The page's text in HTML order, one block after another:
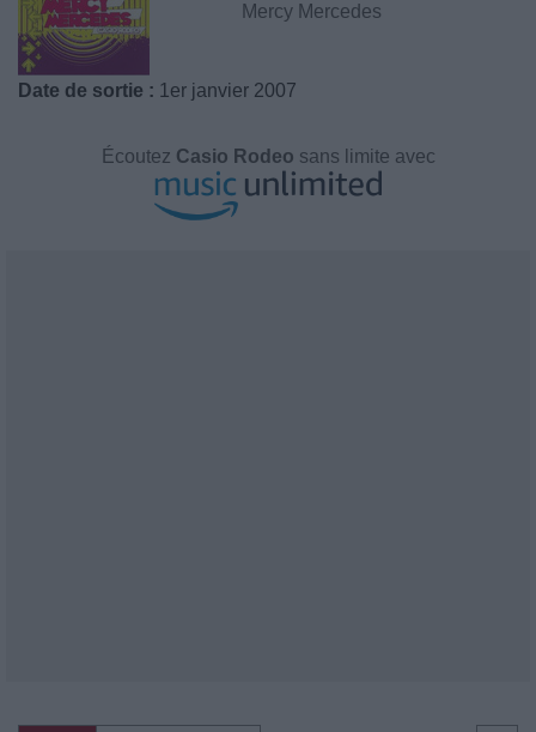
Mercy Mercedes
Date de sortie : 1er janvier 2007
Écoutez Casio Rodeo sans limite avec